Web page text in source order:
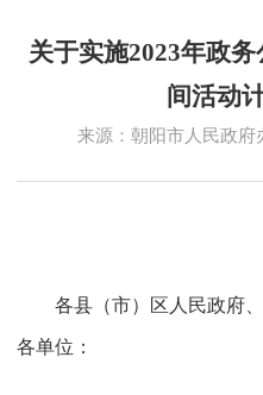
关于实施2023年政
间活动
来源：朝阳市人民政府
各县（市）区人民政府
各单位：